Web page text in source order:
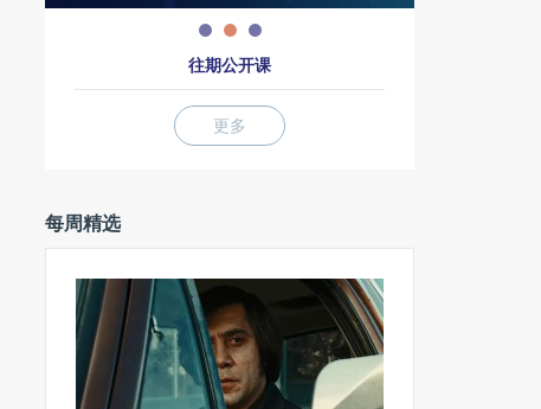
往期公开课
更多
每周精选